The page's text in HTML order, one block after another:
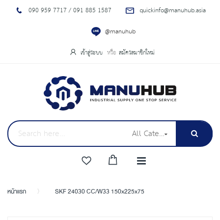
090 959 7717 / 091 885 1587
quickinfo@manuhub.asia
@manuhub
เข้าสู่ระบบ สมัครสมาชิกใหม่
All Categories
หน้าแรก SKF 24030 CC/W33 150x225x75